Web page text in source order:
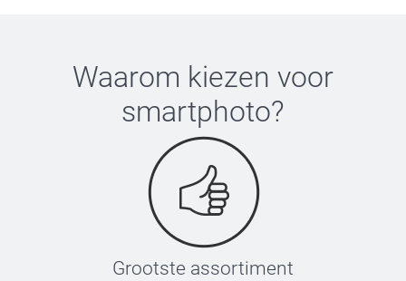
Waarom kiezen voor
smartphoto?
Grootste assortiment